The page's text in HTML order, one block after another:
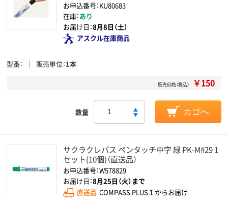
お申込番号：KU80683
在庫：あり
お届け日：8月8日（土）
アスクル在庫商品
型番 販売単位 1本
販売価格（税込） ￥150
数量 カゴへ
サクラクレパス ペンタッチ中字 緑 PK-M#29 1
セット(10個)（直送品）
お申込番号：W578829
お届け日：8月25日（火）まで
直送品 COMPASS PLUS１からお届け